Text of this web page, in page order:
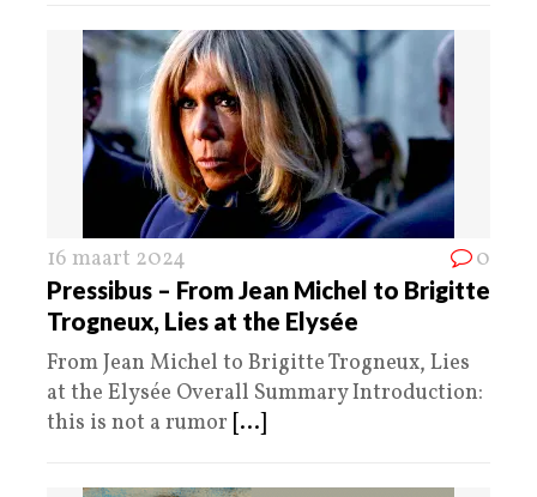
16 maart 2024 0
Pressibus – From Jean Michel to Brigitte
Trogneux, Lies at the Elysée
From Jean Michel to Brigitte Trogneux, Lies
at the Elysée Overall Summary Introduction:
this is not a rumor [...]